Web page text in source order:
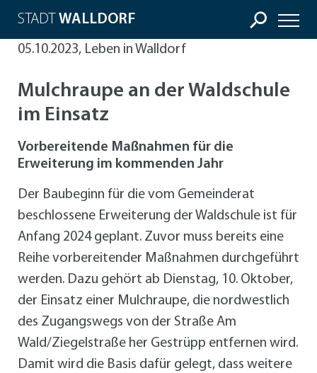
STADT WALLDORF
05.10.2023, Leben in Walldorf
Mulchraupe an der Waldschule
im Einsatz
Vorbereitende Maßnahmen für die
Erweiterung im kommenden Jahr
Der Baubeginn für die vom Gemeinderat
beschlossene Erweiterung der Waldschule ist für
Anfang 2024 geplant. Zuvor muss bereits eine
Reihe vorbereitender Maßnahmen durchgeführt
werden. Dazu gehört ab Dienstag, 10. Oktober,
der Einsatz einer Mulchraupe, die nordwestlich
des Zugangswegs von der Straße Am
Wald/Ziegelstraße her Gestrüpp entfernen wird.
Damit wird die Basis dafür gelegt, dass weitere